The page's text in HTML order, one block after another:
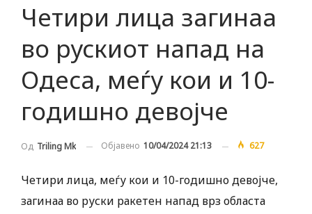
Четири лица загинаа
во рускиот напад на
Одеса, меѓу кои и 10-
годишно девојче
Од Triling Mk Објавено 10/04/2024 21:13 627
Четири лица, меѓу кои и 10-годишно девојче,
загинаа во руски ракетен напад врз областа